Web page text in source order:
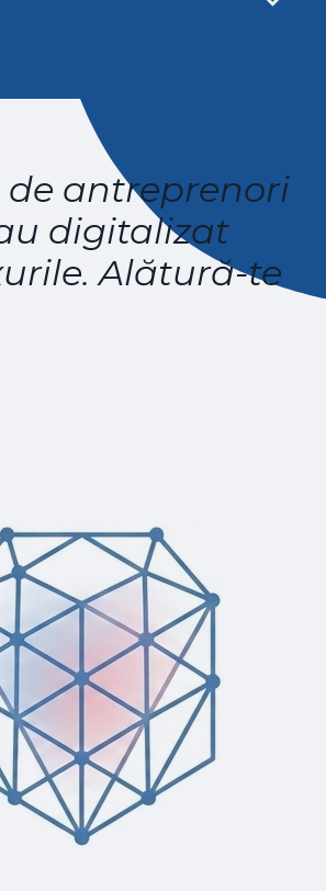
de antreprenori
digitalizat
Alătură-te